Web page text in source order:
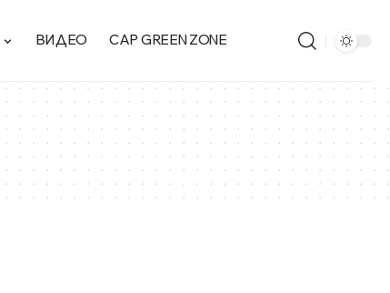
ВИДЕО CAP GREEN ZONE